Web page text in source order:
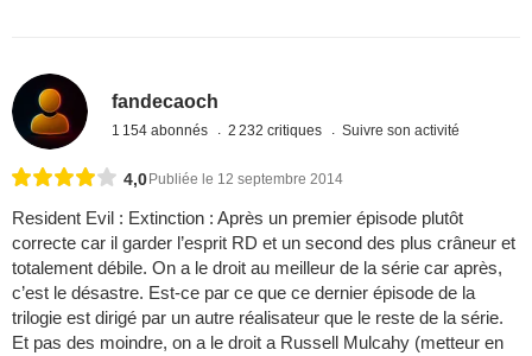
fandecaoch
1 154 abonnés 2 232 critiques Suivre son activité
4,0 Publiée le 12 septembre 2014
Resident Evil : Extinction : Après un premier épisode plutôt
correcte car il garder l’esprit RD et un second des plus crâneur et
totalement débile. On a le droit au meilleur de la série car après,
c’est le désastre. Est-ce par ce que ce dernier épisode de la
trilogie est dirigé par un autre réalisateur que le reste de la série.
Et pas des moindre, on a le droit a Russell Mulcahy (metteur en